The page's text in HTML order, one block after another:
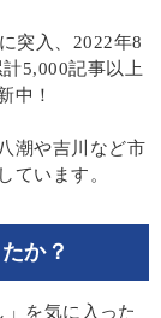
突入、2022年8
5,000記事以上
中！
潮や吉川など市
ています。
か？
を気に入った